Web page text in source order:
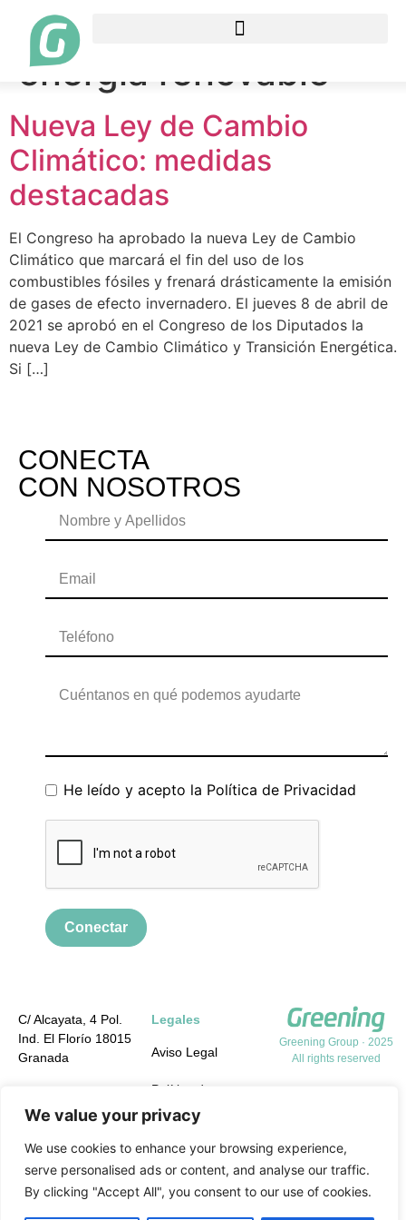
We value your privacy
We use cookies to enhance your browsing experience,
serve personalised ads or content, and analyse our traffic.
By clicking "Accept All", you consent to our use of cookies.
Etiqueta:
uso de
energía renovable
Nueva Ley de Cambio
Climático: medidas
destacadas
El Congreso ha aprobado la nueva Ley de Cambio
Climático que marcará el fin del uso de los
combustibles fósiles y frenará drásticamente la emisión
de gases de efecto invernadero. El jueves 8 de abril de
2021 se aprobó en el Congreso de los Diputados la
nueva Ley de Cambio Climático y Transición Energética.
Si […]
CONECTA
CON NOSOTROS
He leído y acepto la Política de Privacidad
Conectar
C/ Alcayata, 4 Pol.
Ind. El Florío 18015
Granada
info@greening-
group.com
Legales
Aviso Legal
Política de
Privacidad
Política de cookies
medio ambiente y
Greening Group · 2025
All rights reserved